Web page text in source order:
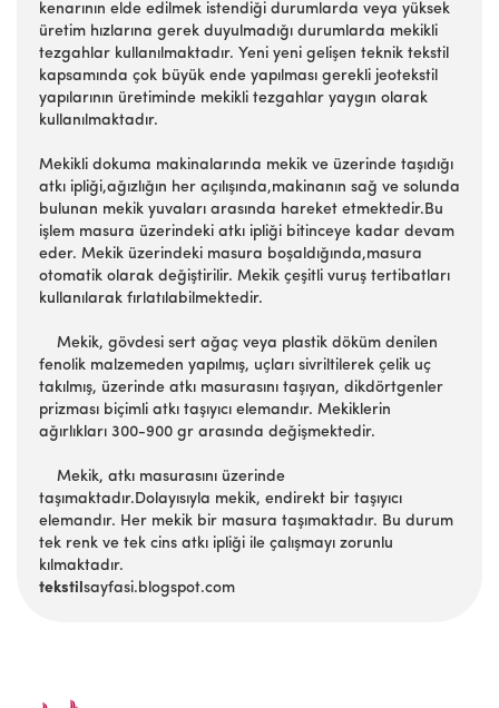
kenarının elde edilmek istendiği durumlarda veya yüksek
üretim hızlarına gerek duyulmadığı durumlarda mekikli
tezgahlar kullanılmaktadır. Yeni yeni gelişen teknik tekstil
kapsamında çok büyük ende yapılması gerekli jeotekstil
yapılarının üretiminde mekikli tezgahlar yaygın olarak
kullanılmaktadır.
Mekikli dokuma makinalarında mekik ve üzerinde taşıdığı
atkı ipliği,ağızlığın her açılışında,makinanın sağ ve solunda
bulunan mekik yuvaları arasında hareket etmektedir.Bu
işlem masura üzerindeki atkı ipliği bitinceye kadar devam
eder. Mekik üzerindeki masura boşaldığında,masura
otomatik olarak değiştirilir. Mekik çeşitli vuruş tertibatları
kullanılarak fırlatılabilmektedir.
Mekik, gövdesi sert ağaç veya plastik döküm denilen
fenolik malzemeden yapılmış, uçları sivriltilerek çelik uç
takılmış, üzerinde atkı masurasını taşıyan, dikdörtgenler
prizması biçimli atkı taşıyıcı elemandır. Mekiklerin
ağırlıkları 300-900 gr arasında değişmektedir.
Mekik, atkı masurasını üzerinde
taşımaktadır.Dolayısıyla mekik, endirekt bir taşıyıcı
elemandır. Her mekik bir masura taşımaktadır. Bu durum
tek renk ve tek cins atkı ipliği ile çalışmayı zorunlu
kılmaktadır.
tekstilsayfasi.blogspot.com